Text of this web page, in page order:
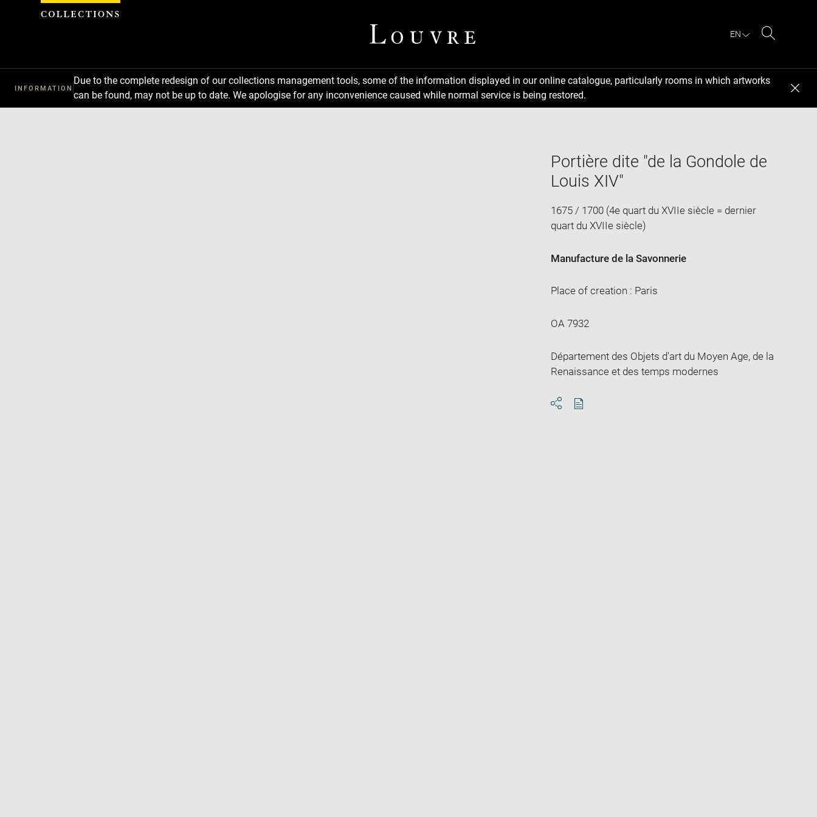
EN
INFORMATION
Due to the complete redesign of our collections management tools, some of the information displayed in our online catalogue, particularly rooms in which artworks
can be found, may not be up to date. We apologise for any inconvenience caused while normal service is being restored.
Portière dite "de la Gondole de
Louis XIV"
1675 / 1700 (4e quart du XVIIe siècle = dernier
quart du XVIIe siècle)
Manufacture de la Savonnerie
Place of creation : Paris
OA 7932
Département des Objets d'art du Moyen Age, de la
Renaissance et des temps modernes
Cookies management panel